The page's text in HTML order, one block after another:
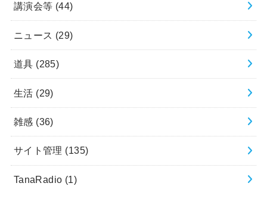
講演会等 (44)
ニュース (29)
道具 (285)
生活 (29)
雑感 (36)
サイト管理 (135)
TanaRadio (1)